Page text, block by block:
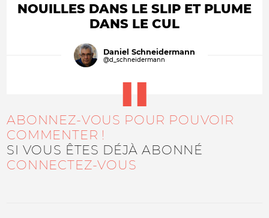
NOUILLES DANS LE SLIP ET PLUME
DANS LE CUL
Daniel Schneidermann
@d_schneidermann
ABONNEZ-VOUS POUR POUVOIR
COMMENTER !
SI VOUS ÊTES DÉJÀ ABONNÉ
CONNECTEZ-VOUS